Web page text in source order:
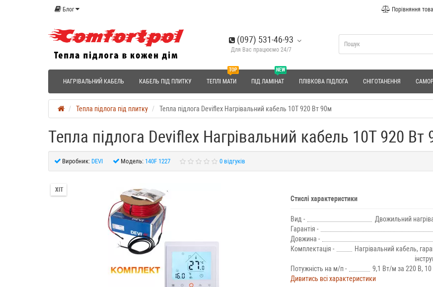
Блог Порівняння
(097) 531-46-93
Для Вас працюємо 24/7
НАГРІВАЛЬНИЙ КАБЕЛЬ КАБЕЛЬ ПІД ПЛИТКУ
TOP
ТЕПЛІ МАТИ
NEW
ПІД ЛАМІНАТ ПЛІВКОВА ПІДЛОГА СНІГОТАНЕННЯ
Тепла підлога під плитку Тепла підлога Deviflex Нагрівальний кабель 10T 920 Вт 90м
Тепла підлога Deviflex Нагрівальний кабель 10T 920 Вт
Виробник: DEVI Модель: 140F 1227 0 відгуків
ХІТ
Стислі характеристики
Вид -
Двожильний
Гарантія -
Довжина -
Комплектація -
Нагрівальний кабель,
Потужність на м/п -
9,1 Вт/м за 220 В, 10
Дивитись всі характеристики